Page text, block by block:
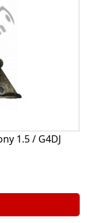
1.5 / G4DJ